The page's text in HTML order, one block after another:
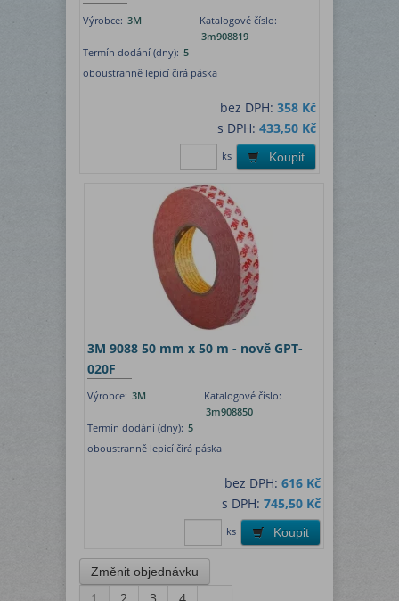
Výrobce: 3M
Katalogové číslo:
3m908819
Termín dodání (dny): 5
oboustranně lepicí čirá páska
bez DPH: 358 Kč
s DPH: 433,50 Kč
Koupit
ks
3M 9088 50 mm x 50 m - nově GPT-
020F
Výrobce: 3M
Katalogové číslo:
3m908850
Termín dodání (dny): 5
oboustranně lepicí čirá páska
bez DPH:616 Kč
s DPH:745,50 Kč
Koupit
ks